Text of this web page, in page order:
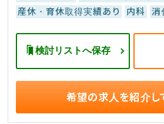
産休・育休取得実績あり
内科 消
検討リストへ保存
希望の求人を紹介し